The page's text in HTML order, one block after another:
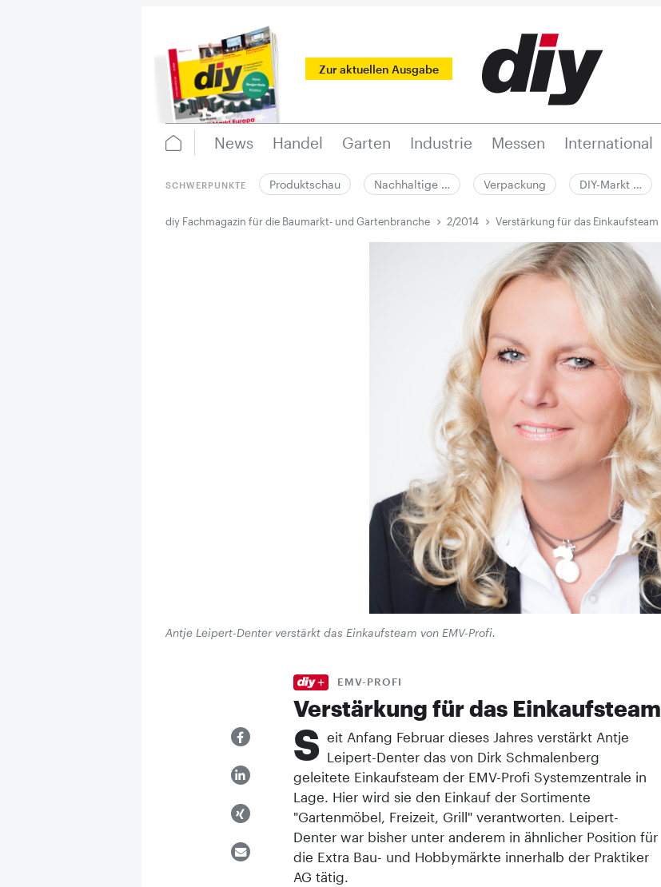
Zur aktuellen Ausgabe
News Handel Garten Industrie Messen International
SCHWERPUNKTE Produktschau Nachhaltige … Verpackung DIY-Markt …
diy Fachmagazin für die Baumarkt- und Gartenbranche 2/2014 Verstärkung für das Einkaufsteam
Antje Leipert-Denter verstärkt das Einkaufsteam von EMV-Profi.
EMV-PROFI
Verstärkung für das Einkaufsteam
S eit Anfang Februar dieses Jahres verstärkt Antje
Leipert-Denter das von Dirk Schmalenberg
geleitete Einkaufsteam der EMV-Profi Systemzentrale in
Lage. Hier wird sie den Einkauf der Sortimente
"Gartenmöbel, Freizeit, Grill" verantworten. Leipert-
Denter war bisher unter anderem in ähnlicher Position für
die Extra Bau- und Hobbymärkte innerhalb der Praktiker
AG tätig.